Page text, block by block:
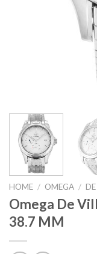
HOME / OMEGA /
Omega De
38.7 MM